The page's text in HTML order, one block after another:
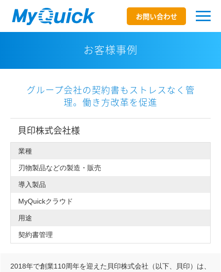
お問い合わせ
お客様事例
グループ会社の契約書もストレスなく管
理。働き方改革を促進
貝印株式会社様
業種
刃物製品などの製造・販売
導入製品
MyQuickクラウド
用途
契約書管理
2018年で創業110周年を迎えた貝印株式会社（以下、貝印）は、